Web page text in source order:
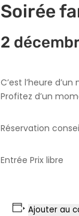
Soirée
2
C’est l’heure
Profitez d’un
Réservation
Entrée Prix libre
Ajouter au